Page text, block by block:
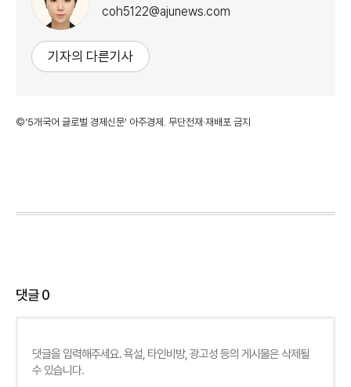
coh5122@ajunews.com
기자의 다른기사
©'5개국어 글로벌 경제신문' 아주경제. 무단전재·재배포 금지
댓글0